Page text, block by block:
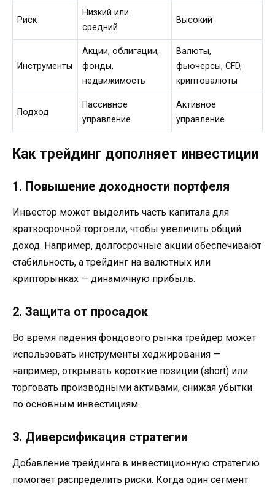
Риск
Низкий или
средний
Высокий
Инструменты
Акции, облигации,
фонды,
недвижимость
Валюты,
фьючерсы, CFD,
криптовалюты
Подход
Пассивное
управление
Активное
управление
Как трейдинг дополняет инвестиции
1. Повышение доходности портфеля
Инвестор может выделить часть капитала для
краткосрочной торговли, чтобы увеличить общий
доход. Например, долгосрочные акции обеспечивают
стабильность, а трейдинг на валютных или
крипторынках — динамичную прибыль.
2. Защита от просадок
Во время падения фондового рынка трейдер может
использовать инструменты хеджирования —
например, открывать короткие позиции (short) или
торговать производными активами, снижая убытки
по основным инвестициям.
3. Диверсификация стратегии
Добавление трейдинга в инвестиционную стратегию
помогает распределить риски. Когда один сегмент